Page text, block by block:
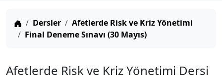
Anasayfa
Dersler
Afetlerde Risk ve Kriz Yönetimi
Final Deneme Sınavı (30 Mayıs)
Afetlerde Risk ve Kriz Yönetimi Dersi